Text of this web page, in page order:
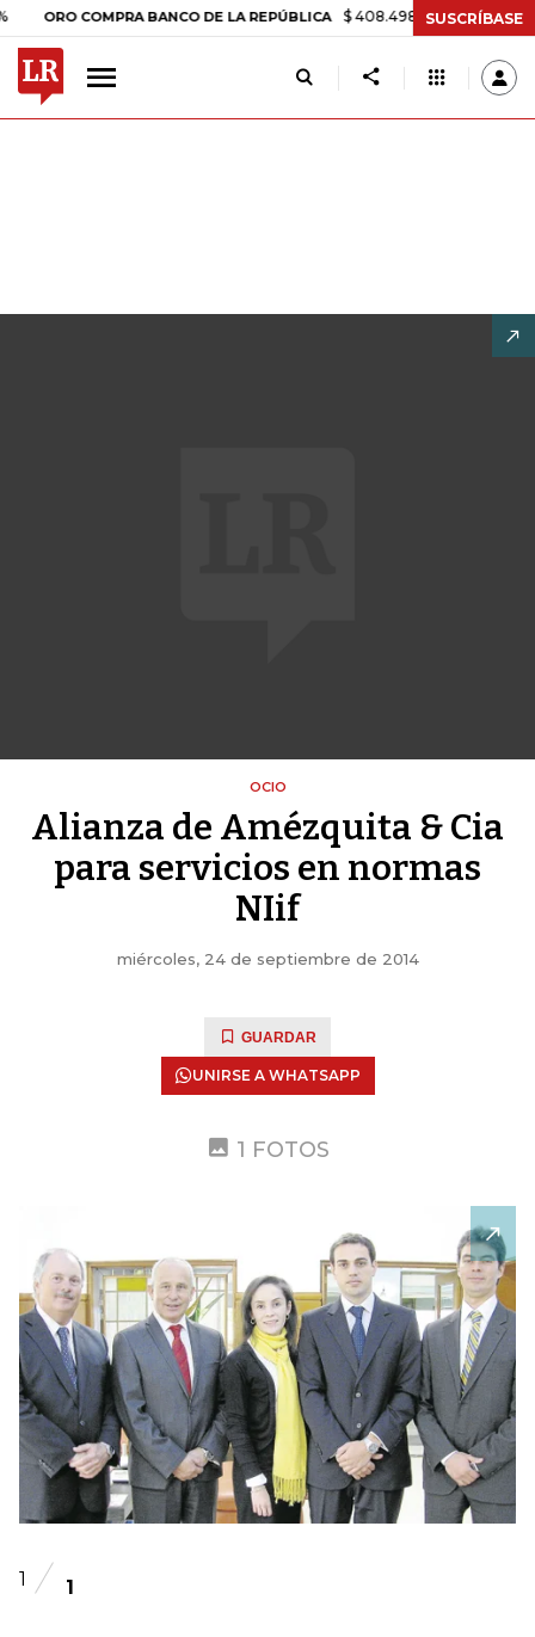
COMPRA BANCO DE LA REPÚBLICA $ 408.498,97 +$ 8.753,81
SUSCRÍBASE
OCIO
Alianza de Amézquita & Cia
para servicios en normas
NIif
miércoles, 24 de septiembre de 2014
GUARDAR
UNIRSE A WHATSAPP
1 FOTOS
1 1